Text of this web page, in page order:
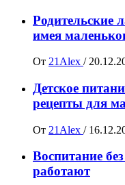
Родительские
имея
От 21Alex /
Детское
рецепты для
От 21Alex /
Воспитание
работают